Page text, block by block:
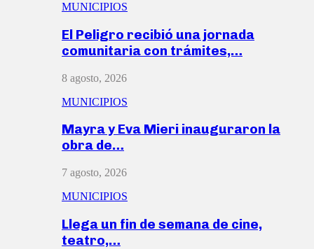
MUNICIPIOS
El Peligro recibió una jornada
comunitaria con trámites,…
8 agosto, 2026
MUNICIPIOS
Mayra y Eva Mieri inauguraron la
obra de…
7 agosto, 2026
MUNICIPIOS
Llega un fin de semana de cine,
teatro,…